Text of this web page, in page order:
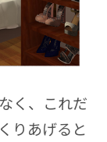
く、これだ
りあげると